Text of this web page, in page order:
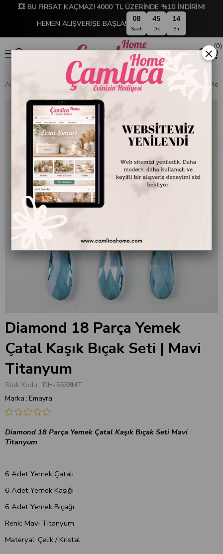
💥 BU FIRSAT KAÇMAZ! 4000 TL ÜZERİNDE %10 İNDİRİM!
HEMEN ALIŞVERİŞE BAŞLA! 08
Saat
45
Dk
13
Sn
0
Anasayfa SOFRA & MUTFAK ÇATAL KAŞIK BIÇAK SETLERİ
Diamond 18 Parça Yemek
Çatal Kaşık Bıçak Seti | Mavi
Titanyum
Stok Kodu
DH-5538MT
Marka : Emayra
Diamond 18 Parça Yemek Çatal Kaşık Bıçak Seti Mavi
Titanyum
6 Adet Yemek Çatalı
6 Adet Yemek Kaşığı
6 Adet Yemek Bıçağı
Renk: Mavi Titanyum
Materyal: Çelik / Kristal
×